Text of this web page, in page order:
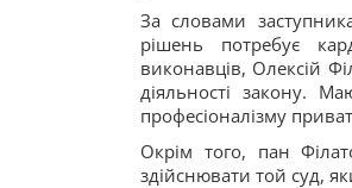
За словами
рішень потребує
виконавців, Олексій
діяльності закону.
професіоналізму
Окрім того, пан
здійснювати той суд,